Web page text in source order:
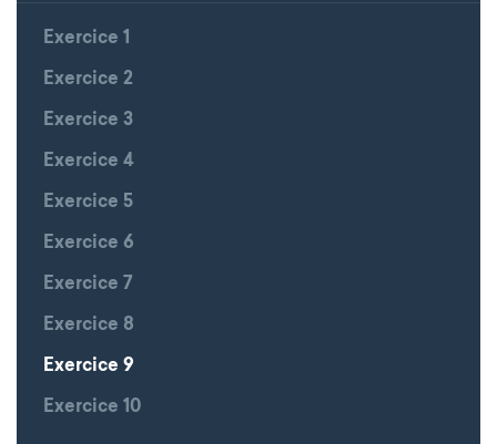
Exercice 1
Exercice 2
Exercice 3
Exercice 4
Exercice 5
Exercice 6
Exercice 7
Exercice 8
Exercice 9
Exercice 10